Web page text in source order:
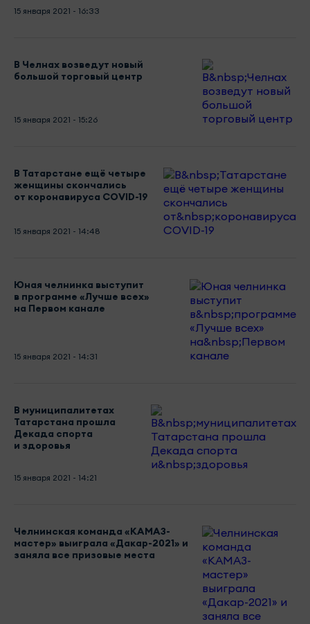
15 января 2021 - 16:33
В Челнах возведут новый
большой торговый центр
15 января 2021 - 15:26
В Татарстане ещё четыре
женщины скончались
от коронавируса COVID-19
15 января 2021 - 14:48
Юная челнинка выступит
в программе «Лучше всех»
на Первом канале
15 января 2021 - 14:31
В муниципалитетах
Татарстана прошла
Декада спорта
и здоровья
15 января 2021 - 14:21
Челнинская команда «КАМАЗ-
мастер» выиграла «Дакар-2021» и
заняла все призовые места